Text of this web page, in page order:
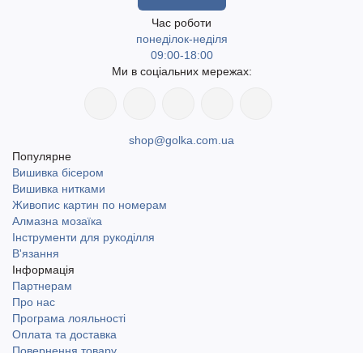
Час роботи
понеділок-неділя
09:00-18:00
Ми в соціальних мережах:
shop@golka.com.ua
Популярне
Вишивка бісером
Вишивка нитками
Живопис картин по номерам
Алмазна мозаїка
Інструменти для рукоділля
В'язання
Інформація
Партнерам
Про нас
Програма лояльності
Оплата та доставка